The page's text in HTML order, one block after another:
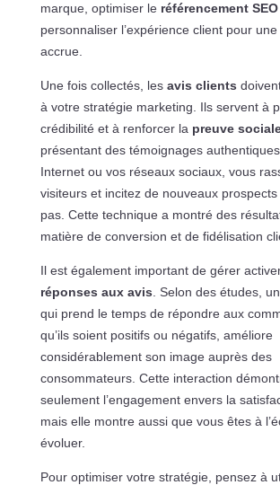
marque, optimiser le référencement SEO
personnaliser l’expérience client pour
accrue.
Une fois collectés, les avis clients
à votre stratégie marketing. Ils servent à
crédibilité et à renforcer la preuve
présentant des témoignages
Internet ou vos réseaux sociaux, vous
visiteurs et incitez de nouveaux
pas. Cette technique a montré des
matière de conversion et de fidélisation
Il est également important de gérer
réponses aux avis . Selon des études,
qui prend le temps de répondre aux
qu’ils soient positifs ou négatifs, améliore
considérablement son image auprès des
consommateurs. Cette interaction
seulement l’engagement envers la
mais elle montre aussi que vous êtes à
évoluer.
Pour optimiser votre stratégie, pensez à